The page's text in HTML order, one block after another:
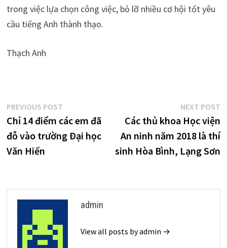
trong việc lựa chọn công việc, bỏ lỡ nhiều cơ hội tốt yêu
cầu tiếng Anh thành thạo.
Thạch Anh
Điều
hướng
bài
PREVIOUS POSTPrevious
post:
Chỉ 14 điểm các em đã
đỗ vào trường Đại học
Văn Hiến
NEXT POST
Các thủ khoa Học viện
An ninh năm 2018 là thí
sinh Hòa Bình, Lạng Sơn
admin
View all posts by admin →